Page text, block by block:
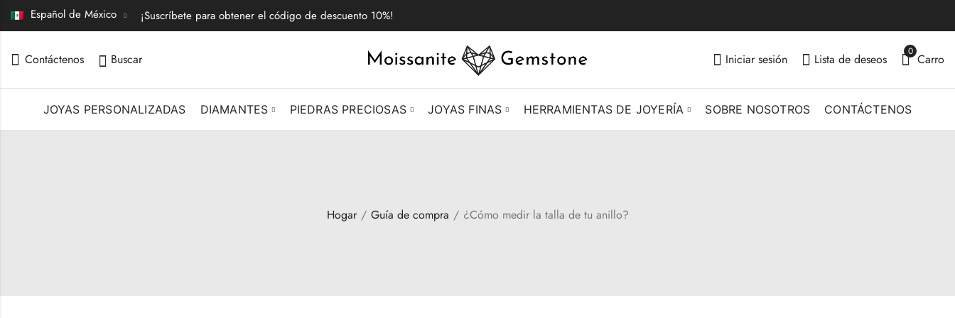
Español de México ¡Suscríbete para obtener el código de descuento 10%!
Contáctenos Buscar Iniciar sesión Lista de deseos
0
Carro
JOYAS PERSONALIZADAS DIAMANTES PIEDRAS PRECIOSAS JOYAS FINAS HERRAMIENTAS DE JOYERÍA SOBRE NOSOTROS CONTÁCTENOS
Hogar Guía de compra ¿Cómo medir la talla de tu anillo?